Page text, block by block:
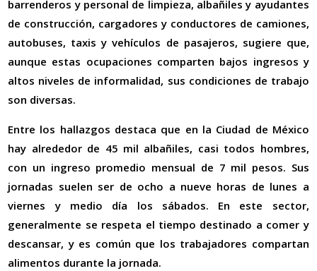
barrenderos y personal de limpieza, albañiles y ayudantes
de construcción, cargadores y conductores de camiones,
autobuses, taxis y vehículos de pasajeros, sugiere que,
aunque estas ocupaciones comparten bajos ingresos y
altos niveles de informalidad, sus condiciones de trabajo
son diversas.
Entre los hallazgos destaca que en la Ciudad de México
hay alrededor de 45 mil albañiles, casi todos hombres,
con un ingreso promedio mensual de 7 mil pesos. Sus
jornadas suelen ser de ocho a nueve horas de lunes a
viernes y medio día los sábados. En este sector,
generalmente se respeta el tiempo destinado a comer y
descansar, y es común que los trabajadores compartan
alimentos durante la jornada.